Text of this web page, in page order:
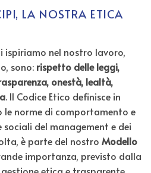
LA NOSTRA ETICA
ispiriamo nel nostro lavoro,
sono: rispetto delle leggi,
onestà, lealtà,
. Il Codice Etico definisce in
le norme di comportamento e
del management e dei
è parte del nostro Modello
importanza, previsto dalla
etica e trasparente